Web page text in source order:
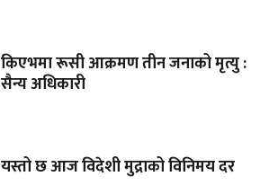
किएभमा रूसी आक्रमण तीन जनाको मृत्यु :
सैन्य अधिकारी
यस्तो छ आज विदेशी मुद्राको विनिमय दर